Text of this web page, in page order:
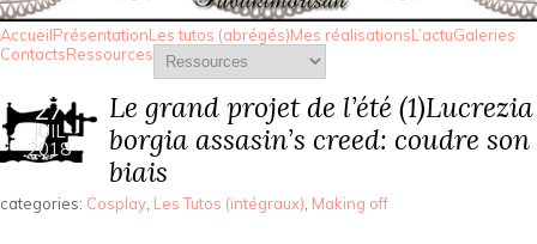
AccueilPrésentationLes tutos (abrégés)Mes réalisationsL’actuGaleries
ContactsRessources
27
JUIL
2018
Le grand projet de l’été (1)Lucrezia
borgia assasin’s creed: coudre son
biais
categories: Cosplay Les Tutos (intégraux) Making off